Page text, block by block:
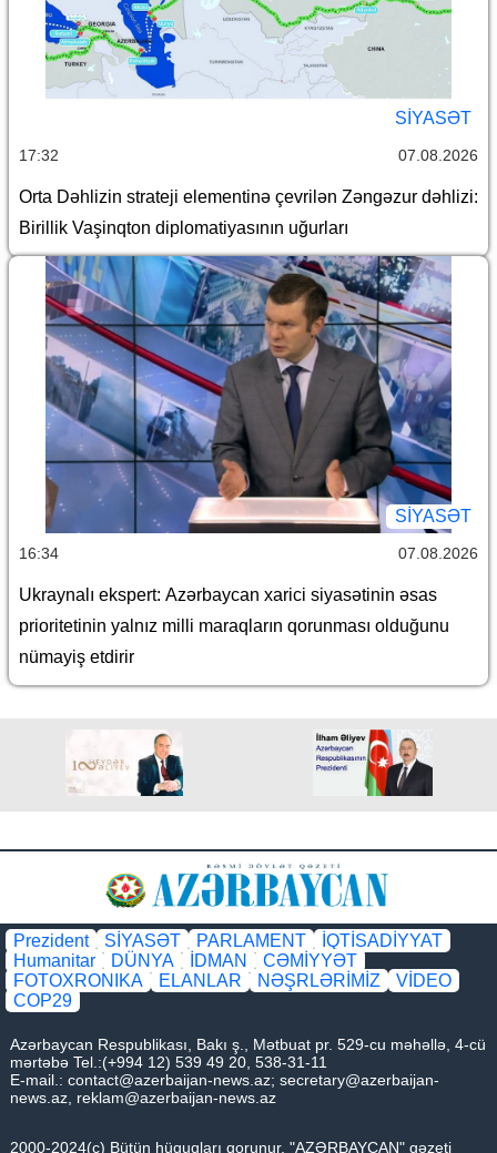
SİYASƏT
17:32 07.08.2026
Orta Dəhlizin strateji elementinə çevrilən Zəngəzur dəhlizi:
Birillik Vaşinqton diplomatiyasının uğurları
SİYASƏT
16:34 07.08.2026
Ukraynalı ekspert: Azərbaycan xarici siyasətinin əsas
prioritetinin yalnız milli maraqların qorunması olduğunu
nümayiş etdirir
Prezident SİYASƏT PARLAMENT
İQTİSADİYYAT
Humanitar
DÜNYA İDMAN
CƏMİYYƏT
FOTOXRONIKA
ELANLAR NƏŞRLƏRİMİZ
VİDEO
COP29
Azərbaycan Respublikası, Bakı ş., Mətbuat pr. 529-cu məhəllə, 4-cü
mərtəbə Tel.:(+994 12) 539 49 20, 538-31-11
E-mail.: contact@azerbaijan-news.az; secretary@azerbaijan-
news.az reklam@azerbaijan-news.az
2000-2024(c) Bütün hüquqları qorunur, "AZƏRBAYCAN" qəzeti